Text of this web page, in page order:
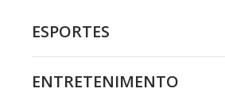
ESPORTES
ENTRETENIMENTO